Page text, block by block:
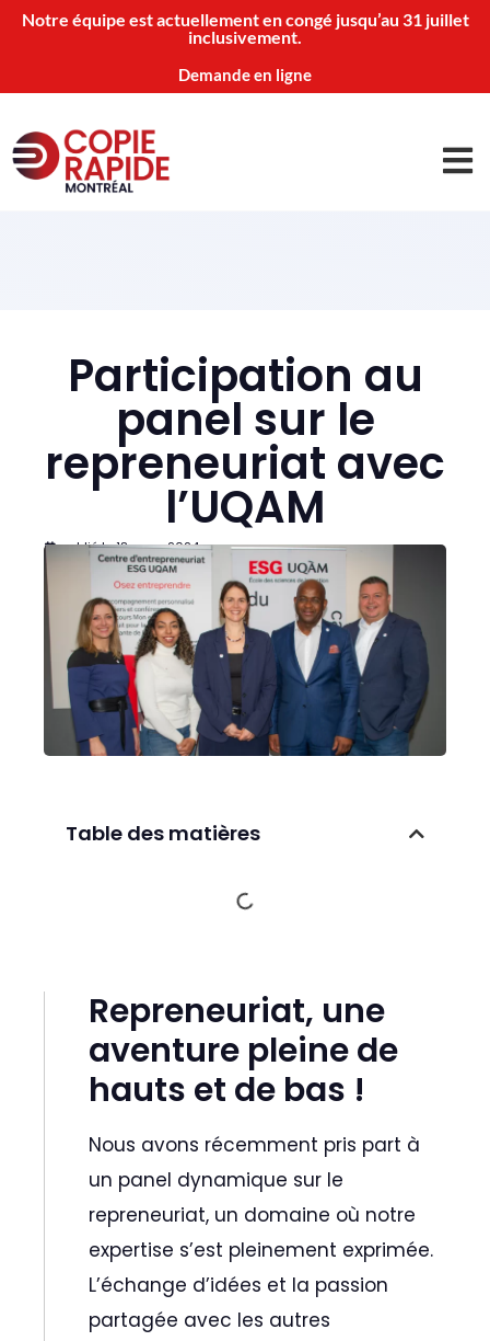
Notre équipe est actuellement en congé jusqu’au 31 juillet
inclusivement.
Demande en ligne
Participation au
panel sur le
repreneuriat avec
l’UQAM
publié le18 mars 2024
Table des matières
Repreneuriat, une
aventure pleine de
hauts et de bas !
Nous avons récemment pris part à
un panel dynamique sur le
repreneuriat, un domaine où notre
expertise s’est pleinement exprimée.
L’échange d’idées et la passion
partagée avec les autres